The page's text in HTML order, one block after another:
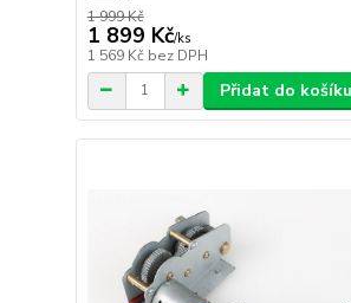
1 999 Kč
1 899 Kč/ks
1 569 Kč bez DPH
Přidat do košíku